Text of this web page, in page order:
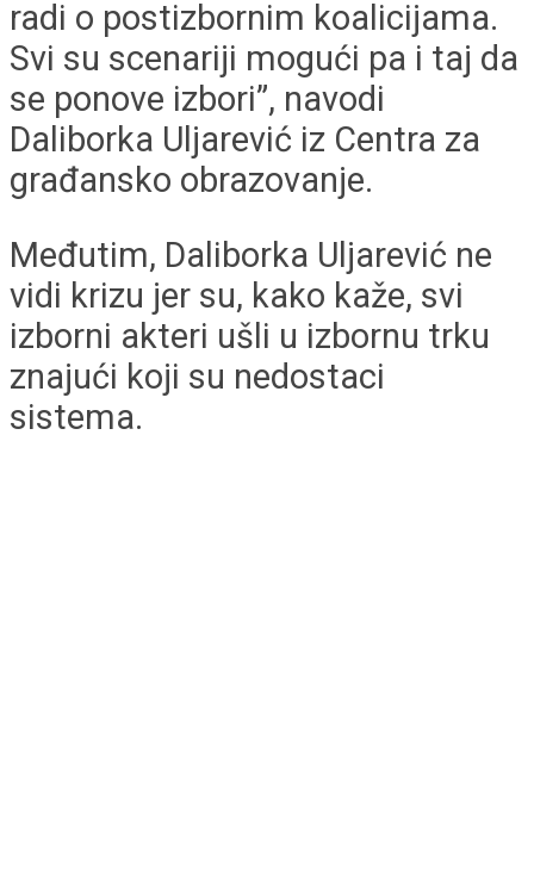
radi o postizbornim koalicijama.
Svi su scenariji mogući pa i taj da
se ponove izbori”, navodi
Daliborka Uljarević iz Centra za
građansko obrazovanje.
Međutim, Daliborka Uljarević ne
vidi krizu jer su, kako kaže, svi
izborni akteri ušli u izbornu trku
znajući koji su nedostaci
sistema.